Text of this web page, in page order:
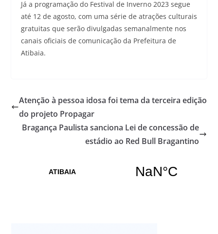
Já a programação do Festival de Inverno 2023 segue
até 12 de agosto, com uma série de atrações culturais
gratuitas que serão divulgadas semanalmente nos
canais oficiais de comunicação da Prefeitura de
Atibaia.
Atenção à pessoa idosa foi tema da terceira edição
do projeto Propagar
Bragança Paulista sanciona Lei de concessão de
estádio ao Red Bull Bragantino